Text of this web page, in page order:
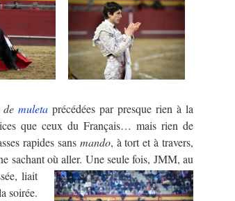
de muletaprécédées par presque rien à la
que ceux du Français… mais rien de
rapides sans mando, à tort et à travers,
sachant où aller. Une seule fois, JMM, au
liait
soirée.